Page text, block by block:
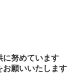
に努めています
お願いいたします